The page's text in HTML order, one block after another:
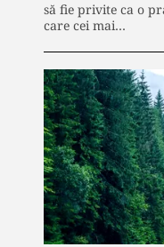
să fie privite ca o
care cei mai…